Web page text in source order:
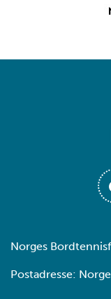
Norges
Postadresse: